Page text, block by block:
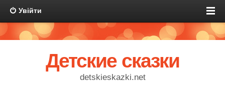
Увійти
Детские сказки
detskieskazki.net